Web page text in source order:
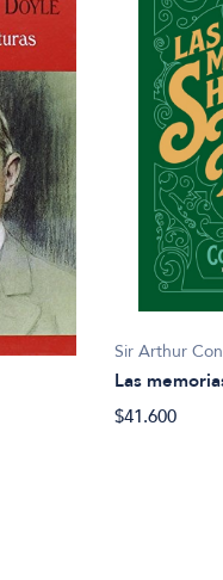
Sir Arthur
Las
$41.600